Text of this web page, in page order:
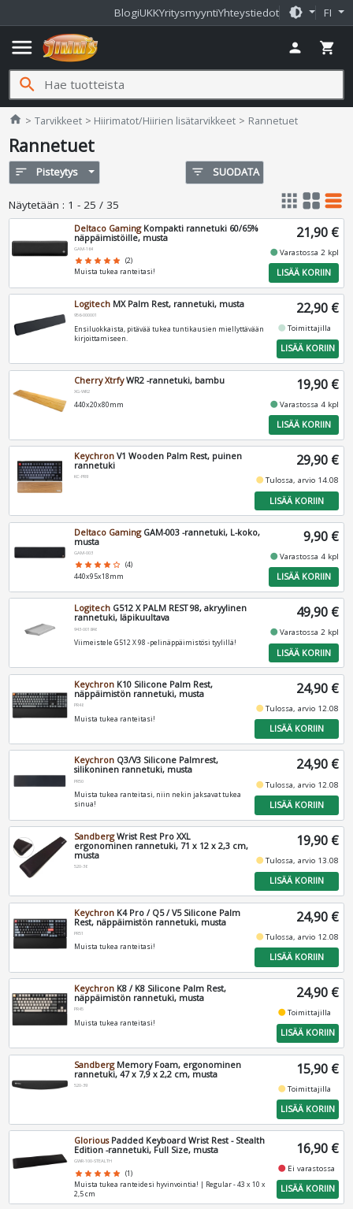
BlogiUKKYritysmyyntiYhteystiedot brightness_medium FI
menu person shopping_cart
search
home Jimms.fi
Tarvikkeet Hiirimatot/Hiirien lisätarvikkeet Rannetuet
Rannetuet
sort Pisteytys filter_list SUODATA
Näytetään : 1 - 25 / 35 apps grid_view table_rows
Deltaco GamingKompakti rannetuki 60/65%
näppäimistöille, musta
GAM-164
star star star star star (2)
Muista tukea ranteitasi!
21,90 €
fiber_manual_recordVarastossa 2 kpl
LISÄÄ KORIIN
Logitech MX Palm Rest, rannetuki, musta
956-000001
Ensiluokkaista, pitävää tukea tuntikausien miellyttävään
kirjoittamiseen.
22,90 €
fiber_manual_recordToimittajilla
LISÄÄ KORIIN
Cherry XtrfyWR2 -rannetuki, bambu
XG-WR2
440x20x80mm
19,90 €
fiber_manual_recordVarastossa 4 kpl
LISÄÄ KORIIN
Keychron V1 Wooden Palm Rest, puinen
rannetuki
KC-PR9
29,90 €
fiber_manual_recordTulossa, arvio 14.08
LISÄÄ KORIIN
Deltaco GamingGAM-003 -rannetuki, L-koko,
musta
GAM-003
star star star star star_border (4)
440x95x18mm
9,90 €
fiber_manual_recordVarastossa 4 kpl
LISÄÄ KORIIN
Logitech G512 X PALM REST 98, akryylinen
rannetuki, läpikuultava
943-001846
Viimeistele G512 X 98 -pelinäppäimistösi tyylillä!
49,90 €
fiber_manual_recordVarastossa 2 kpl
LISÄÄ KORIIN
Keychron K10 Silicone Palm Rest,
näppäimistön rannetuki, musta
PR48
Muista tukea ranteitasi!
24,90 €
fiber_manual_recordTulossa, arvio 12.08
LISÄÄ KORIIN
Keychron Q3/V3 Silicone Palmrest,
silikoninen rannetuki, musta
PR50
Muista tukea ranteitasi, niin nekin jaksavat tukea
sinua!
24,90 €
fiber_manual_recordTulossa, arvio 12.08
LISÄÄ KORIIN
SandbergWrist Rest Pro XXL
ergonominen rannetuki, 71 x 12 x 2,3 cm,
musta
520-36
19,90 €
fiber_manual_recordTulossa, arvio 13.08
LISÄÄ KORIIN
Keychron K4 Pro / Q5 / V5 Silicone Palm
Rest, näppäimistön rannetuki, musta
PR51
Muista tukea ranteitasi!
24,90 €
fiber_manual_recordTulossa, arvio 12.08
LISÄÄ KORIIN
Keychron K8 / K8 Silicone Palm Rest,
näppäimistön rannetuki, musta
PR45
Muista tukea ranteitasi!
24,90 €
fiber_manual_recordToimittajilla
LISÄÄ KORIIN
SandbergMemory Foam, ergonominen
rannetuki, 47 x 7,9 x 2,2 cm, musta
520-39
15,90 €
fiber_manual_recordToimittajilla
LISÄÄ KORIIN
GloriousPadded Keyboard Wrist Rest - Stealth
Edition -rannetuki, Full Size, musta
GWR-100-STEALTH
star star star star star (1)
Muista tukea ranteidesi hyvinvointia! | Regular - 43 x 10 x
2,5 cm
16,90 €
fiber_manual_record Ei varastossa
LISÄÄ KORIIN